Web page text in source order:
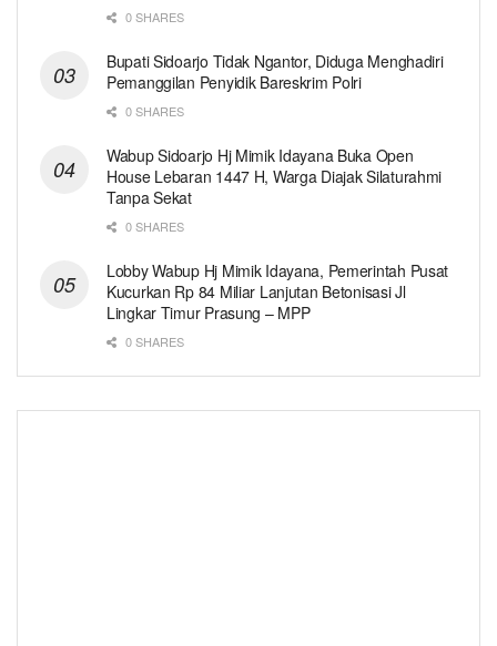
0 SHARES
Bupati Sidoarjo Tidak Ngantor, Diduga Menghadiri
Pemanggilan Penyidik Bareskrim Polri
0 SHARES
Wabup Sidoarjo Hj Mimik Idayana Buka Open
House Lebaran 1447 H, Warga Diajak Silaturahmi
Tanpa Sekat
0 SHARES
Lobby Wabup Hj Mimik Idayana, Pemerintah Pusat
Kucurkan Rp 84 Miliar Lanjutan Betonisasi Jl
Lingkar Timur Prasung – MPP
0 SHARES